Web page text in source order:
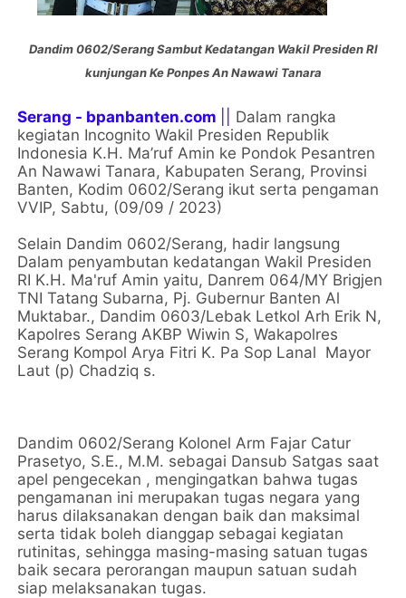
Dandim 0602/Serang Sambut Kedatangan Wakil Presiden RI
kunjungan Ke Ponpes An Nawawi Tanara
Serang - bpanbanten.com
Dalam rangka
kegiatan Incognito Wakil Presiden Republik
Indonesia K.H. Ma’ruf Amin ke Pondok Pesantren
An Nawawi Tanara, Kabupaten Serang, Provinsi
Banten, Kodim 0602/Serang ikut serta pengaman
VVIP, Sabtu, (09/09 / 2023)
Selain Dandim 0602/Serang, hadir langsung
Dalam penyambutan kedatangan Wakil Presiden
RI K.H. Ma'ruf Amin yaitu, Danrem 064/MY Brigjen
TNI Tatang Subarna, Pj. Gubernur Banten Al
Muktabar., Dandim 0603/Lebak Letkol Arh Erik N,
Kapolres Serang AKBP Wiwin S, Wakapolres
Serang Kompol Arya Fitri K. Pa Sop Lanal Mayor
Laut (p) Chadziq s.
Dandim 0602/Serang Kolonel Arm Fajar Catur
Prasetyo, S.E., M.M. sebagai Dansub Satgas saat
apel pengecekan , mengingatkan bahwa tugas
pengamanan ini merupakan tugas negara yang
harus dilaksanakan dengan baik dan maksimal
serta tidak boleh dianggap sebagai kegiatan
rutinitas, sehingga masing-masing satuan tugas
baik secara perorangan maupun satuan sudah
siap melaksanakan tugas.